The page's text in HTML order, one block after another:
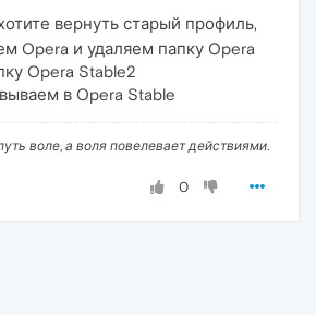
вернуть старый профиль,
Opera и удаляем папку Opera
Opera Stable2
в Opera Stable
воле, а воля повелевает действиями.
0